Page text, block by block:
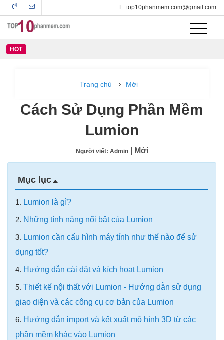
E: top10phanmem.com@gmail.com
HOT
Trang chủ Mới
Cách Sử Dụng Phần Mềm
Lumion
Người viết: Admin | Mới
Mục lục
1. Lumion là gì?
2. Những tính năng nổi bật của Lumion
3. Lumion cần cấu hình máy tính như thế nào để sử
dụng tốt?
4. Hướng dẫn cài đặt và kích hoạt Lumion
5. Thiết kế nội thất với Lumion - Hướng dẫn sử dụng
giao diện và các công cụ cơ bản của Lumion
6. Hướng dẫn import và kết xuất mô hình 3D từ các
phần mềm khác vào Lumion